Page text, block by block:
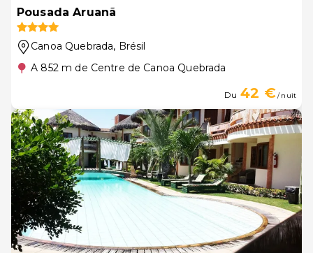
Pousada Aruanã
Canoa Quebrada, Brésil
A 852 m de Centre de Canoa Quebrada
Du 42 €/ nuit